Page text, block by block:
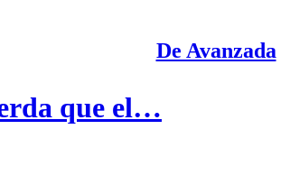
De Avanzada
que el…